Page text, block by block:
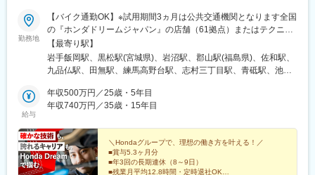
県)、勝川駅、榎戸駅(愛知県)、枇杷島駅、上横須賀駅、共和駅、
柏森駅、三河高浜駅、野間駅、古見駅(愛知県)、牛田駅(愛知県)、
永和駅、黒笹駅、乙川駅、三郷駅(愛知県)、中京競馬場前駅、稲沢
駅、野跡駅、堀田駅(名古屋市営)、亀島駅、上前津駅、ナゴヤドー
ム前矢田駅、笠寺駅、日比野駅(名古屋市営)、鳴海駅、金城ふ頭
駅、麻生田駅、蓮花寺駅、菰野駅、伊勢朝日駅、四日市駅、中水
野駅、瀬戸口駅、聚楽園駅、太田川駅、東湊駅、石津川駅、土居
駅(大阪府)、千里丘駅、安治川口駅、トレードセンター前駅、御幣
田駅(大阪府)、住道駅、八尾駅、園田駅、星ケ丘駅(大阪府)、西三
荘駅、三田駅(兵庫県)、猪名寺駅、仁川駅、桜川駅(大阪府)、大国
町駅、鴻池新田駅、兵庫駅、土山駅、播磨町駅、別府駅(兵庫県)、
社町駅、荒井駅、大村駅(兵庫県)、西神南駅、ハーバーランド駅、
勤務地
【バイク通勤OK】※試用期間3ヵ月は公共交通機関となります全国
の『ホンダドリームジャパン』の店舗（61拠点）またはテクニカ
ルセンター5拠点のいずれかでの勤務となります※配属は居住地を
考慮し決定【東北】■岩手県：盛岡■宮城県：仙台泉／宮城岩沼■
福島県：郡山【関東】■茨城県：水戸北■東京都：世田谷／西東京
浜旭／川崎宮前／横浜緑■千葉県：船橋／松戸／蘇我■埼玉県：ふ
かや花園／鴻巣／所沢／大宮／狭山／東浦和／草加／新座【東
小牧／一宮／豊橋／名古屋上小田井■岐阜県：岐阜【近畿】■大阪
府：堺／箕面／藤井寺／東淀川／豊中■京都府：京都伏見／京都右
京／京都北山■兵庫県：神戸灘／尼崎／姫路／西宮甲子園■奈良
県：奈良【中国・四国】■岡山県：岡山■広島県：広島／福山■徳
【最寄り駅】
岩手飯岡駅、黒松駅(宮城県)、岩沼駅、郡山駅(福島県)、佐和駅、
九品仏駅、田無駅、練馬高野台駅、志村三丁目駅、青砥駅、池上
山駅(神奈川県)、東船橋駅、松戸駅、蘇我駅、ふかや花園駅、北鴻
巣駅、新所沢駅、今羽駅、新狭山駅、東浦和駅、獨協大学前駅、
駅、運動公園前駅(愛知県)、中小田井駅、笠松駅、中百舌鳥駅、牧
落駅、藤井寺駅、ＪＲ淡路駅、曽根駅(大阪府)、竹田駅(京都府)、
山ノ内駅(京都府)、北大路駅、大石駅、猪名寺駅、手柄駅、甲子園
口駅、新大宮駅、北長瀬駅、天神川駅、道上駅、阿波富田駅、鬼
給与
年収500万円／25歳・5年目
年収740万円／35歳・15年目
＼Hondaグループで、理想の働き方を叶える！／
■賞与5.3ヶ月分
■年3回の長期連休（8～9日）
■残業月平均12.8時間・定時退社OK